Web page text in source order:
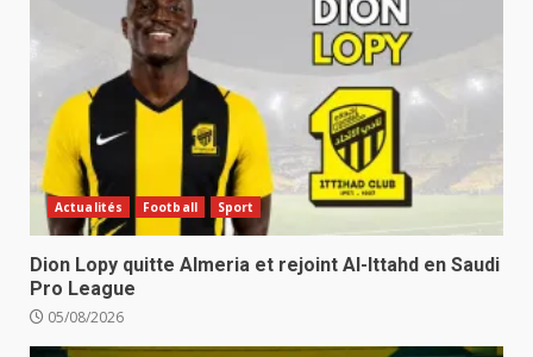
Actualités Football Sport
Dion Lopy quitte Almeria et rejoint Al-Ittahd en Saudi
Pro League
05/08/2026